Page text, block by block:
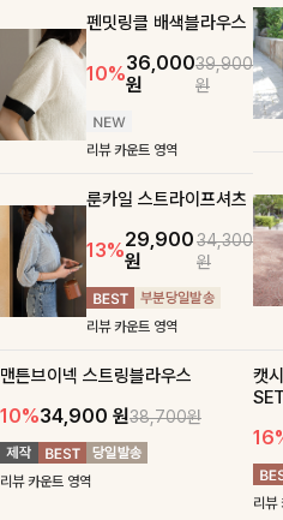
펜밋링클 배색블라우스
10%36,000
원
39,900
원
리뷰 카운트 영역
룬카일 스트라이프셔츠
13%29,900
원
34,300
원
리뷰 카운트 영역
맨튼브이넥 스트링블라우스
10%34,900 원38,700원
리뷰 카운트 영역
캣
SET
리뷰